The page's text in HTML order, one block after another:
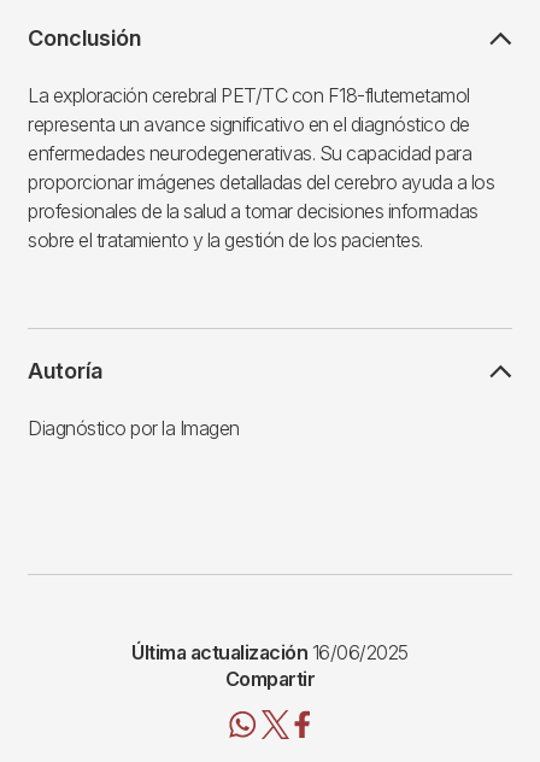
Conclusión
La exploración cerebral PET/TC con F18-flutemetamol
representa un avance significativo en el diagnóstico de
enfermedades neurodegenerativas. Su capacidad para
proporcionar imágenes detalladas del cerebro ayuda a los
profesionales de la salud a tomar decisiones informadas
sobre el tratamiento y la gestión de los pacientes.
Autoría
Diagnóstico por la Imagen
Última actualización 16/06/2025
Compartir